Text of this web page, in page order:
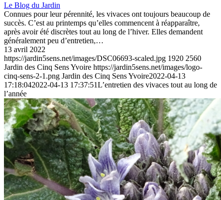
Le Blog du Jardin
Connues pour leur pérennité, les vivaces ont toujours beaucoup de
succès. C’est au printemps qu’elles commencent à réapparaître,
après avoir été discrètes tout au long de l’hiver. Elles demandent
généralement peu d’entretien,…
13 avril 2022
https://jardin5sens.net/images/DSC06693-scaled.jpg 1920 2560
Jardin des Cinq Sens Yvoire https://jardin5sens.net/images/logo-
cinq-sens-2-1.png Jardin des Cinq Sens Yvoire2022-04-13
17:18:042022-04-13 17:37:51L’entretien des vivaces tout au long de
l’année